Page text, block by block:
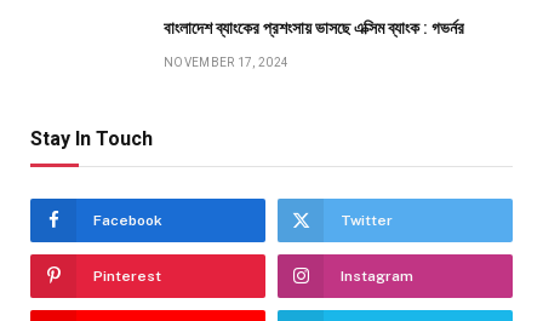
বাংলাদেশ ব্যাংকের প্রশংসায় ভাসছে এক্সিম ব্যাংক : গভর্নর
NOVEMBER 17, 2024
Stay In Touch
Facebook Twitter
Pinterest Instagram